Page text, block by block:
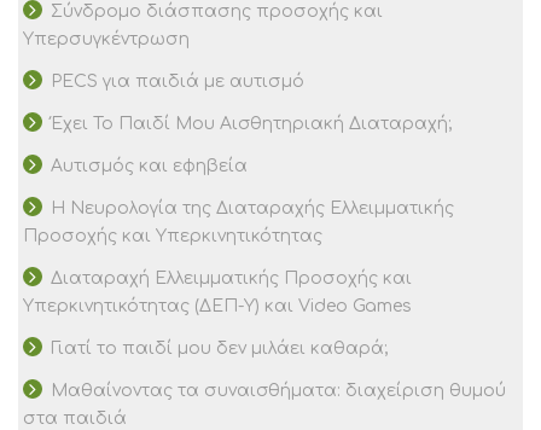
Σύνδρομο διάσπασης προσοχής και
Υπερσυγκέντρωση
PECS για παιδιά με αυτισμό
Έχει Το Παιδί Μου Αισθητηριακή Διαταραχή;
Αυτισμός και εφηβεία
Η Νευρολογία της Διαταραχής Ελλειμματικής
Προσοχής και Υπερκινητικότητας
Διαταραχή Ελλειμματικής Προσοχής και
Υπερκινητικότητας (ΔΕΠ-Υ) και Video Games
Γιατί το παιδί μου δεν μιλάει καθαρά;
Μαθαίνοντας τα συναισθήματα: διαχείριση θυμού
στα παιδιά